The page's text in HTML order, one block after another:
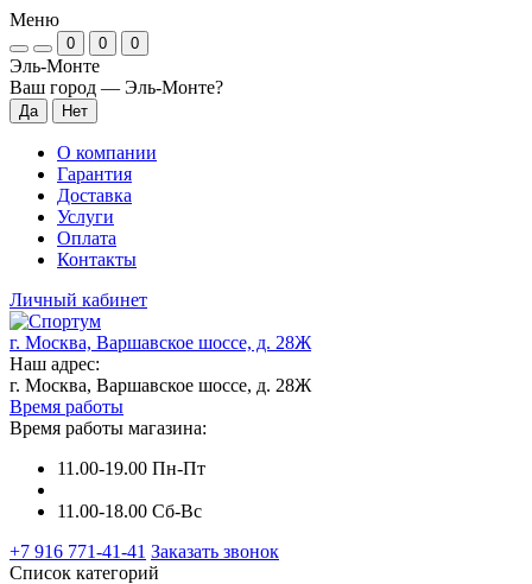
Меню
0 0 0
Эль-Монте
Ваш город — Эль-Монте?
О компании
Гарантия
Доставка
Услуги
Оплата
Контакты
Личный кабинет
г. Москва, Варшавское шоссе, д. 28Ж
Наш адрес:
г. Москва, Варшавское шоссе, д. 28Ж
Время работы
Время работы магазина:
11.00-19.00 Пн-Пт
11.00-18.00 Сб-Вс
+7 916 771-41-41 Заказать звонок
Список категорий